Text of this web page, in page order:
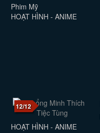
Phim Mỹ
HOẠT HÌNH - ANIME
12/12
HOẠT HÌNH - ANIME